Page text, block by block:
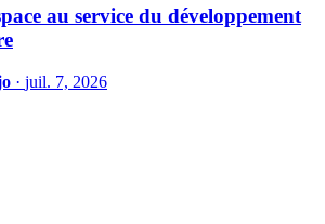
au service du développement
· juil. 7, 2026